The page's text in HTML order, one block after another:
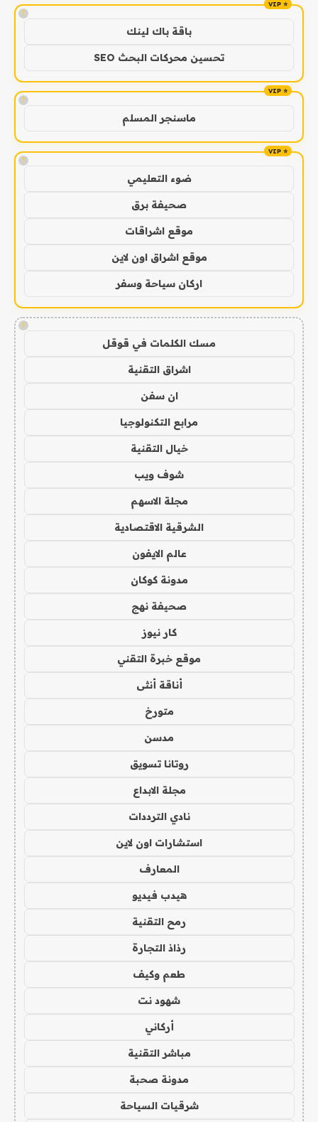
!
باقة باك لينك
تحسين محركات البحث SEO
!
ماسنجر المسلم
!
ضوء التعليمي
صحيفة برق
موقع اشراقات
موقع اشراق اون لاين
اركان سياحة وسفر
!
مسك الكلمات في قوقل
اشراق التقنية
ان سفن
مرابع التكنولوجيا
خيال التقنية
شوف ويب
مجلة الاسهم
الشرقية الاقتصادية
عالم الايفون
مدونة كوكان
صحيفة نهج
كار نيوز
موقع خبرة التقني
أناقة أنثى
متورخ
مدسن
روتانا تسويق
مجلة الابداع
نادي الترددات
استشارات اون لاين
المعارف
هيدب فيديو
رمح التقنية
رذاذ التجارة
طعم وكيف
شهود نت
أركاني
مباشر التقنية
مدونة صحبة
شرقيات السياحة